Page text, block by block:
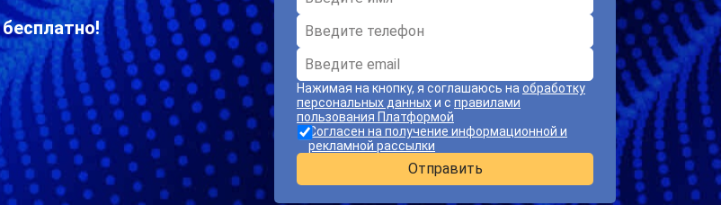
Нажимая на кнопку, я соглашаюсь на обработку
персональных данныхи с правилами
пользования Платформой
Согласен на получение информационной и
рекламной рассылки
Отправить